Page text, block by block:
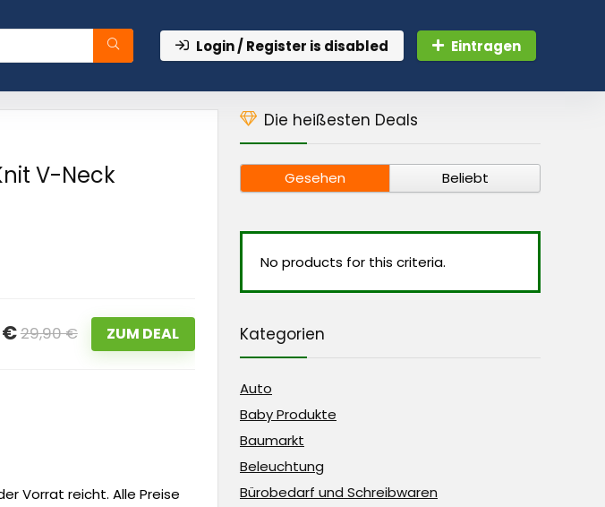
Login / Register is disabled Eintragen
V-Neck
€29,90 € ZUM DEAL
Vorrat reicht. Alle Preise
Die heißesten Deals
Gesehen Beliebt
No products for this criteria.
Kategorien
Auto
Baby Produkte
Baumarkt
Beleuchtung
Bürobedarf und Schreibwaren